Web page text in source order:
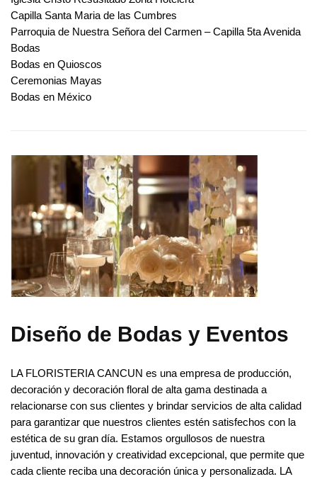
Capilla Santa Maria de las Cumbres
Parroquia de Nuestra Señora del Carmen – Capilla 5ta Avenida
Bodas
Bodas en Quioscos
Ceremonias Mayas
Bodas en México
Diseño de Bodas y Eventos
LA FLORISTERIA CANCUN es una empresa de producción,
decoración y decoración floral de alta gama destinada a
relacionarse con sus clientes y brindar servicios de alta calidad
para garantizar que nuestros clientes estén satisfechos con la
estética de su gran día. Estamos orgullosos de nuestra
juventud, innovación y creatividad excepcional, que permite que
cada cliente reciba una decoración única y personalizada. LA